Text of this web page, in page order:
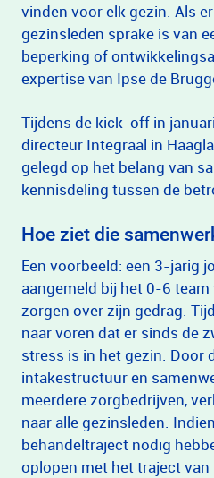
vinden voor elk gezin. Als
gezinsleden sprake is van
beperking of
expertise van Ipse de
Tijdens de kick-off in
directeur Integraal in
gelegd op het belang van
kennisdeling tussen de
Hoe ziet die
Een voorbeeld: een 3-jarig
aangemeld bij het 0-6
zorgen over zijn gedrag.
naar voren dat er sinds de
stress is in het gezin. Door
intakestructuur en
meerdere zorgbedrijven,
naar alle gezinsleden.
behandeltraject nodig
oplopen met het traject van